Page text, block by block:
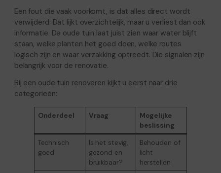
Een fout die vaak voorkomt, is dat alles direct wordt
verwijderd. Dat lijkt overzichtelijk, maar u verliest dan ook
informatie. De oude tuin laat juist zien waar water blijft
staan, welke planten het goed doen, welke routes
logisch zijn en waar verzakking optreedt. Die signalen zijn
belangrijk voor de renovatie.
Bij een oude tuin renoveren kijkt u eerst naar drie
categorieën:
Onderdeel Vraag
Mogelijke
beslissing
Technisch
goed
Is het stevig,
gezond en
bruikbaar?
Behouden of
licht
herstellen